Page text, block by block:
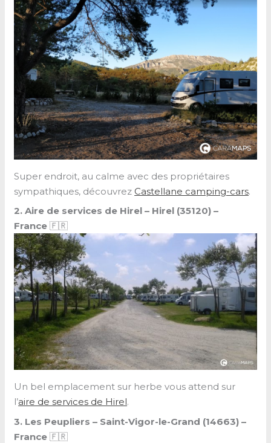
Super endroit, au calme avec des propriétaires
sympathiques, découvrez Castellane camping-cars.
2. Aire de services de Hirel – Hirel (35120) –
France🇫🇷
Un bel emplacement sur herbe vous attend sur
l’aire de services de Hirel.
3. Les Peupliers – Saint-Vigor-le-Grand (14663) –
France🇫🇷